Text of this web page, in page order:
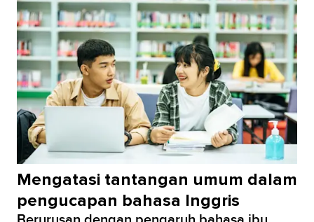
Mengatasi tantangan umum dalam
pengucapan bahasa Inggris